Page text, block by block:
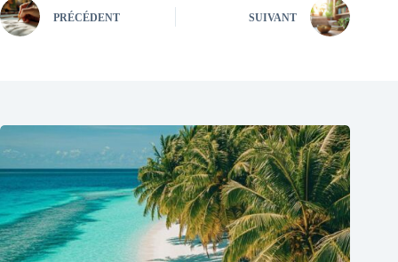
PRÉCÉDENT SUIVANT